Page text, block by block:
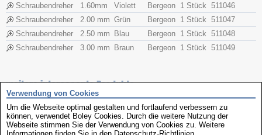
Schraubendreher
1.60mm Violett Bergeon 1 Stück 511046
Schraubendreher
2.00 mm Grün Bergeon 1 Stück 511047
Schraubendreher
2.50 mm Blau Bergeon 1 Stück 511048
Schraubendreher
3.00 mm Braun Bergeon 1 Stück 511049
weitere interessante Produkte
Verwendung von Cookies
Um die Webseite optimal gestalten und fortlaufend verbessern zu
können, verwendet Boley Cookies. Durch die weitere Nutzung der
Webseite stimmen Sie der Verwendung von Cookies zu. Weitere
Informationen finden Sie in den Datenschutz-Richtlinien